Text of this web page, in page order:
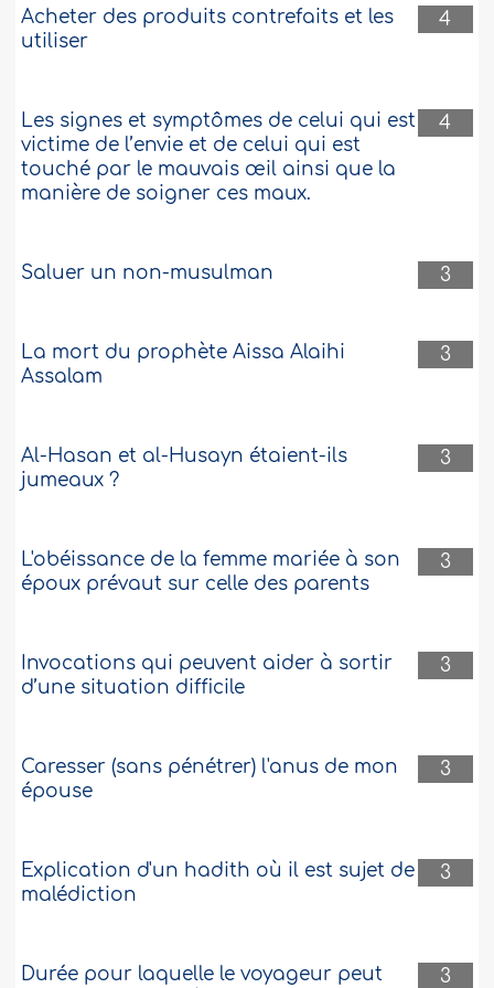
J’ai 15 ans et je suis malade. J’ai des
douleurs au ventre. Je ressens aussi des
mon bras) comme s’ils étaient
anesthésiés. J’ai consulté un grand
nombre de médecins mais sans résultat.
Les gens de ma famille ont fini..
4
Acheter des produits contrefaits et les
utiliser
4
Les signes et symptômes de celui qui est
victime de l’envie et de celui qui est
touché par le mauvais œil ainsi que la
manière de soigner ces maux.
3
Saluer un non-musulman
3
La mort du prophète Aissa Alaihi
Assalam
3
Al-Hasan et al-Husayn étaient-ils
jumeaux ?
3
L'obéissance de la femme mariée à son
époux prévaut sur celle des parents
3
Invocations qui peuvent aider à sortir
d’une situation difficile
3
Caresser (sans pénétrer) l'anus de mon
épouse
3
Explication d'un hadith où il est sujet de
malédiction
3
Durée pour laquelle le voyageur peut